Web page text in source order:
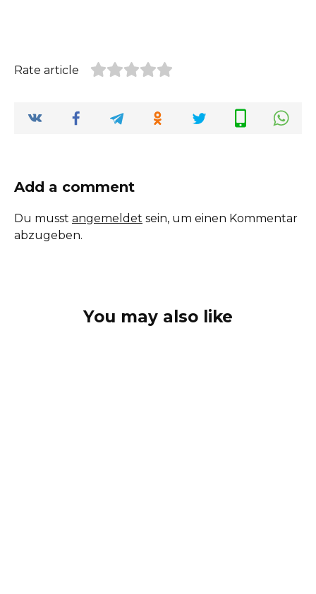
Rate article
Add a comment
Du musst angemeldet sein, um einen Kommentar
abzugeben.
You may also like